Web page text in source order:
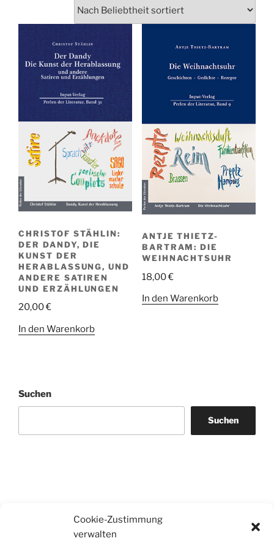
Cookie-Zustimmung
verwalten
CHRISTOF STÄHLIN:
DER DANDY, DIE
KUNST DER
HERABLASSUNG, UND
ANDERE SATIREN
UND ERZÄHLUNGEN
20,00€
In den Warenkorb
ANTJE THIETZ-
BARTRAM: DIE
WEIHNACHTSUHR
18,00€
In den Warenkorb
Suchen
Suchen